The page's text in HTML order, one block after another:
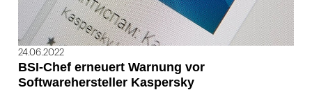
24.06.2022
BSI-Chef erneuert Warnung vor
Softwarehersteller Kaspersky